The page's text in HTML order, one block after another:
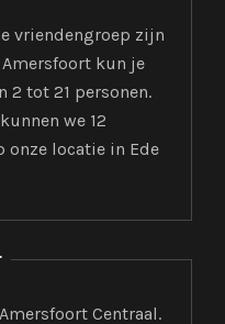
vriendengroep zijn
kun je
2 tot 21 personen.
we 12
onze locatie in Ede
Centraal.